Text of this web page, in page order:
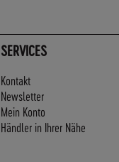
SERVICES
Kontakt
Newsletter
Mein Konto
Händler in Ihrer Nähe